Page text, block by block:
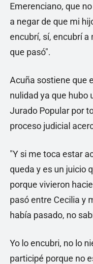
Emerenciano, que
a negar de que mi
encubrí, sí, encubrí
que pasó".
Acuña sostiene que
nulidad ya que hubo
Jurado Popular por
proceso judicial
"Y si me toca estar
queda y es un juicio
porque vivieron
pasó entre Cecilia y
había pasado, no
Yo lo encubri, no lo
participé porque no